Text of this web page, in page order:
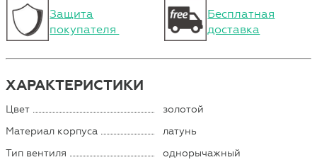
Защита
покупателя
Бесплатная
доставка
ХАРАКТЕРИСТИКИ
Цвет
золотой
Материал корпуса
латунь
Тип вентиля
однорычажный